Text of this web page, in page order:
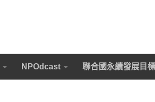
NPOdcast 聯合國永續發展目標